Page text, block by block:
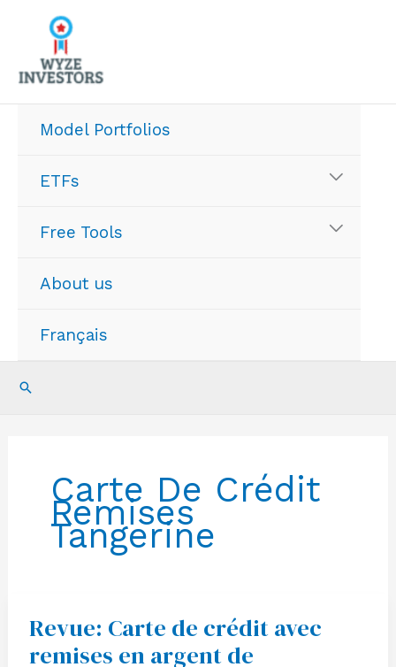
content
Model Portfolios
ETFs
Free Tools
About us
Français
Search
Carte De Crédit
Remises
Tangerine
Revue: Carte de crédit avec
remises en argent de
Revue:
Carte
de
crédit